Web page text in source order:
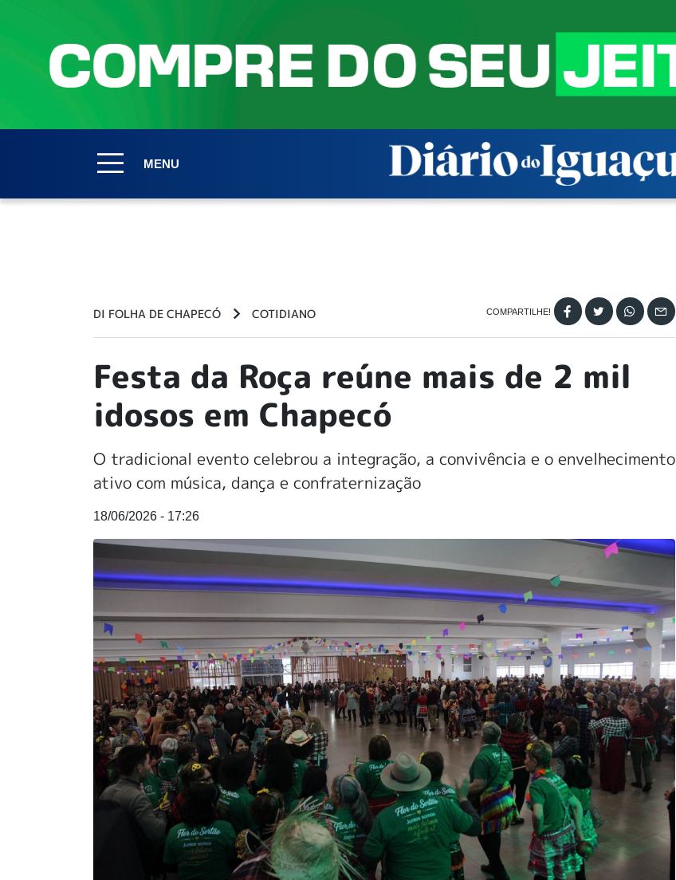
MENU
DI FOLHA DE CHAPECÓ COTIDIANO
Festa da Roça reúne mais de 2 mil
idosos em Chapecó
O tradicional evento celebrou a integração, a convivência e o envelhecimento
ativo com música, dança e confraternização
18/06/2026 - 17:26